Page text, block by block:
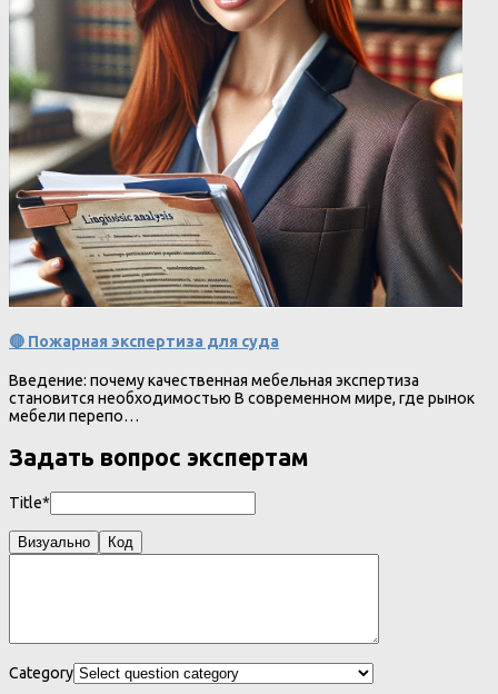
🔴 Пожарная экспертиза для суда
Введение: почему качественная мебельная экспертиза
становится необходимостью В современном мире, где рынок
мебели перепо…
Задать вопрос экспертам
Title*
Визуально Код
Category